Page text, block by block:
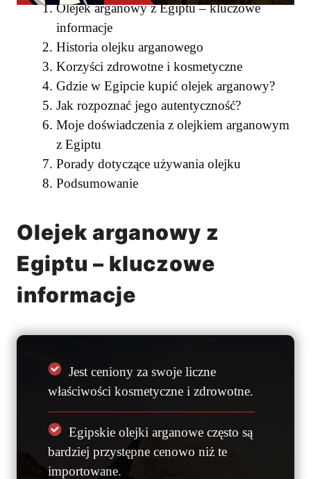
Olejek arganowy z Egiptu – kluczowe
informacje
Historia olejku arganowego
Korzyści zdrowotne i kosmetyczne
Gdzie w Egipcie kupić olejek arganowy?
Jak rozpoznać jego autentyczność?
Moje doświadczenia z olejkiem arganowym
z Egiptu
Porady dotyczące używania olejku
Podsumowanie
Olejek arganowy z
Egiptu – kluczowe
informacje
Jest ceniony za swoje liczne
właściwości kosmetyczne i zdrowotne.
Egipskie olejki arganowe często są
bardziej przystępne cenowo niż te
importowane.